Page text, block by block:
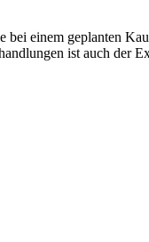
einem geplanten
ist auch der